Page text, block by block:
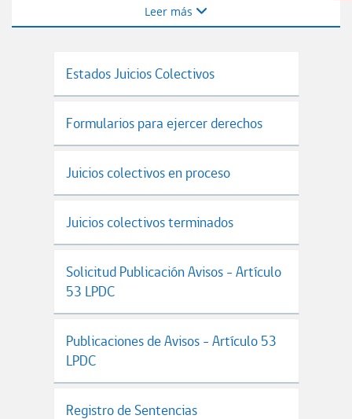
Leer más
Estados Juicios Colectivos
Formularios para ejercer derechos
Juicios colectivos en proceso
Juicios colectivos terminados
Solicitud Publicación Avisos - Artículo
53 LPDC
Publicaciones de Avisos - Artículo 53
LPDC
Registro de Sentencias